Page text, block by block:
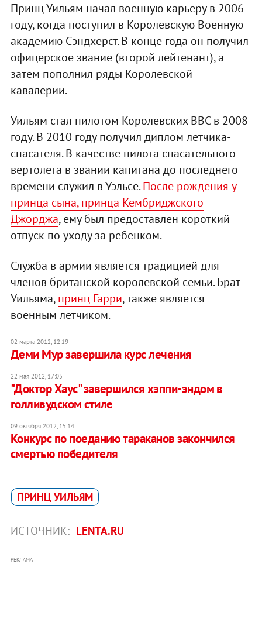
Принц Уильям начал военную карьеру в 2006
году, когда поступил в Королевскую Военную
академию Сэндхерст. В конце года он получил
офицерское звание (второй лейтенант), а
затем пополнил ряды Королевской
кавалерии.
Уильям стал пилотом Королевских ВВС в 2008
году. В 2010 году получил диплом летчика-
спасателя. В качестве пилота спасательного
вертолета в звании капитана до последнего
времени служил в Уэльсе.После рождения у
принца сына, принца Кембриджского
Джорджа, ему был предоставлен короткий
отпуск по уходу за ребенком.
Служба в армии является традицией для
членов британской королевской семьи. Брат
Уильяма,принц Гарри, также является
военным летчиком.
02 марта 2012, 12:19
Деми Мур завершила курс лечения
22 мая 2012, 17:05
"Доктор Хаус" завершился хэппи-эндом в
голливудском стиле
09 октября 2012, 15:14
Конкурс по поеданию тараканов закончился
смертью победителя
ПРИНЦ УИЛЬЯМ
ИСТОЧНИК: LENTA.RU
РЕКЛАМА